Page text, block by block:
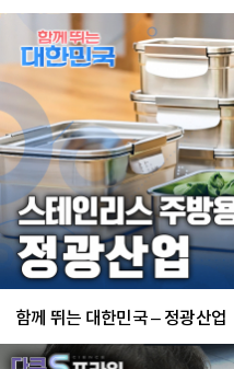
함께 뛰는 대한민국 – 정광산업